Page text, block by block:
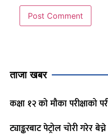
ताजा खबर
कक्षा १२ को मौका परीक्षाको
ट्याङ्करबाट पेट्रोल चोरी गरेर